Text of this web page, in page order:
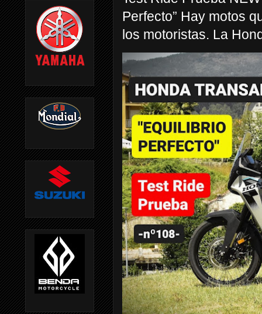
Perfecto” Hay motos
los motoristas. La